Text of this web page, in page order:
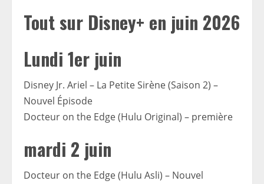
Tout sur Disney+ en juin 2026
Lundi 1er juin
Disney Jr. Ariel – La Petite Sirène (Saison 2) –
Nouvel Épisode
Docteur on the Edge (Hulu Original) – première
mardi 2 juin
Docteur on the Edge (Hulu Asli) – Nouvel